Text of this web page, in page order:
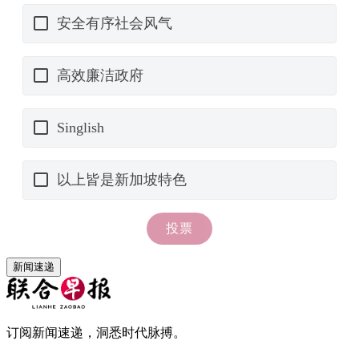
新闻速递
订阅新闻速递，洞悉时代脉搏。